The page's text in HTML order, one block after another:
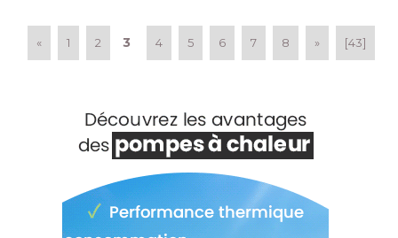
« 1 2 3 4 5 6 7 8 » [43]